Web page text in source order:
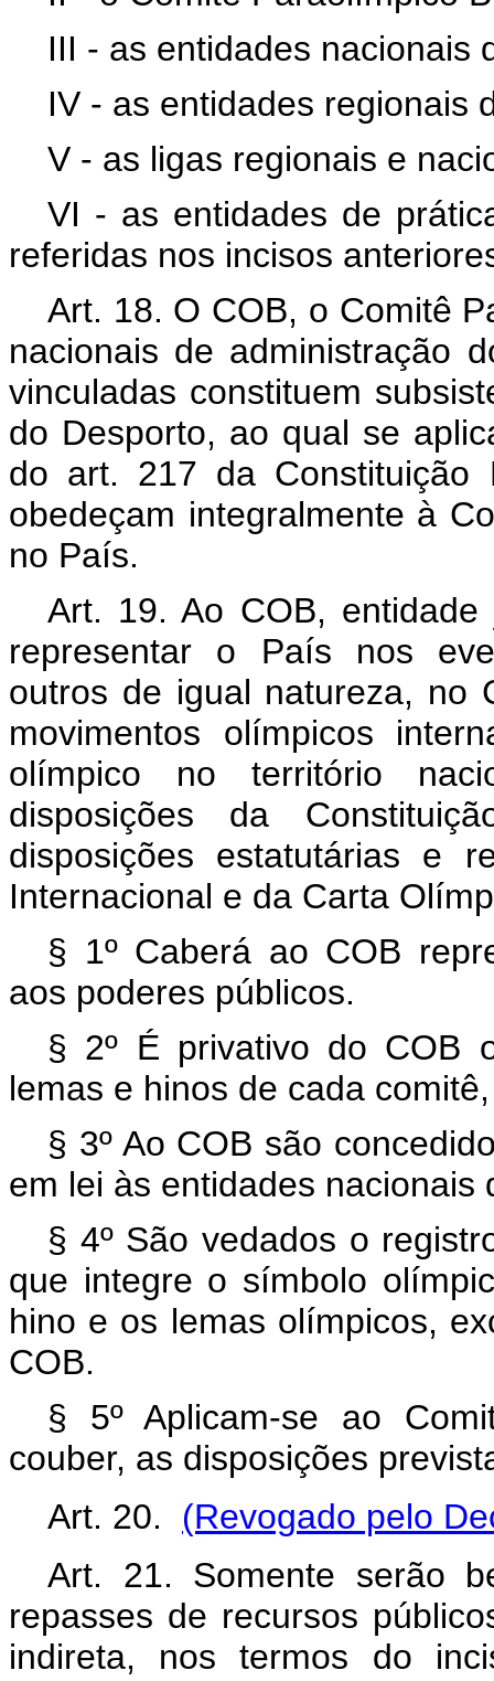
III - as entidades nacionais
IV - as entidades regionais
V - as ligas regionais e
VI - as entidades de
referidas nos incisos
Art. 18. O COB, o Comitê
nacionais de administração
vinculadas constituem
do Desporto, ao qual se
do art. 217 da Constituição
obedeçam integralmente à
no País.
Art. 19. Ao COB,
representar o País nos
outros de igual natureza, no
movimentos olímpicos
olímpico no território
disposições da
disposições estatutárias e
Internacional e da Carta
§ 1º Caberá ao COB
aos poderes públicos.
§ 2º É privativo do COB
lemas e hinos de cada
§ 3º Ao COB são
em lei às entidades
§ 4º São vedados o
que integre o símbolo
hino e os lemas olímpicos,
COB.
§ 5º Aplicam-se ao
couber, as disposições
Art. 20.
(Revogado pelo
Art. 21. Somente serão
repasses de recursos
indireta, nos termos do